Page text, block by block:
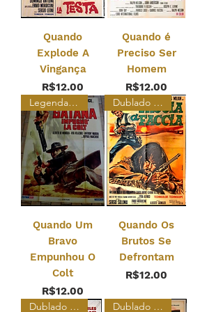
Quando
Explode A
Vingança
Price
R$12.00
Quando é
Preciso Ser
Homem
Price
R$12.00
Legendado Restaurado
Quando Um
Bravo
Empunhou O
Colt
Price
R$12.00
Dublado Restaurado
Quando Os
Brutos Se
Defrontam
Price
R$12.00
Dublado e Legendado Dublado Restaurado